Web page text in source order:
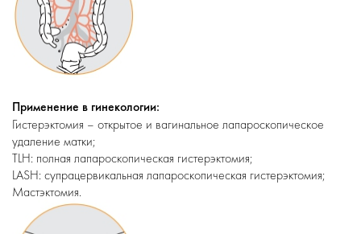
Применение в гинекологии:
Гистерэктомия – открытое и вагинальное лапароскопическое
удаление матки;
TLH: полная лапароскопическая гистерэктомия;
LASH: супрацервикальная лапароскопическая гистерэктомия;
Мастэктомия.